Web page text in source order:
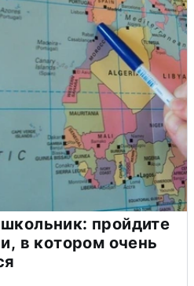
пройдите
в котором очень